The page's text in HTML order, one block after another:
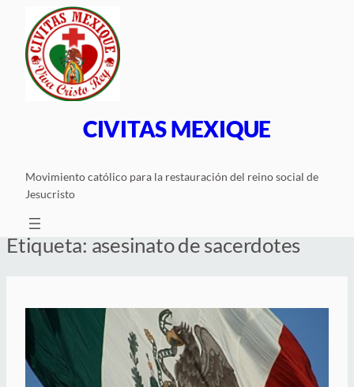
contenido
CIVITAS MEXIQUE
Movimiento católico para la restauración del reino social de
Jesucristo
Etiqueta: asesinato de sacerdotes